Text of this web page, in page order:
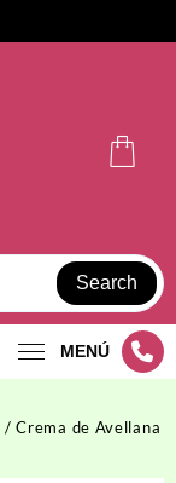
Search
MENÚ
/ Crema de Avellana